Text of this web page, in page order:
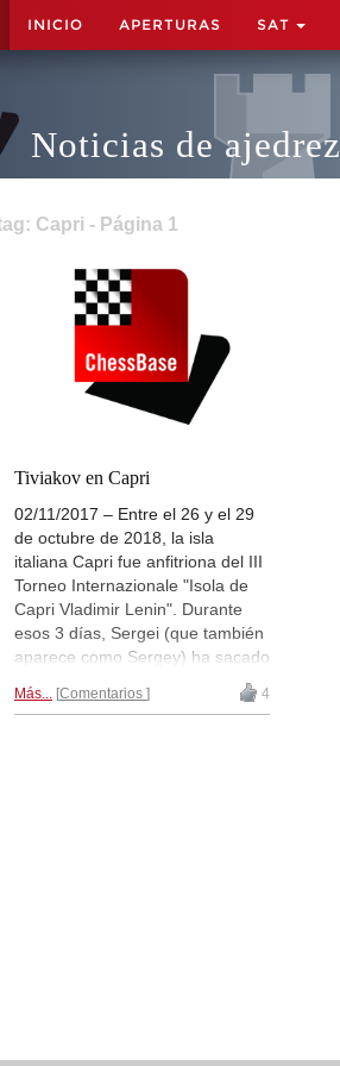
INICIO APERTURAS SAT
Noticias de ajedrez
Capri - Página 1
Tiviakov en Capri
02/11/2017 – Entre el 26 y el 29
de octubre de 2018, la isla
italiana Capri fue anfitriona del III
Torneo Internazionale "Isola de
Capri Vladimir Lenin". Durante
esos 3 días, Sergei (que también
aparece como Sergey) ha sacado
dos conclusiones: que la isla es
preciosa y que sus habilidades
Más... Comentarios 4